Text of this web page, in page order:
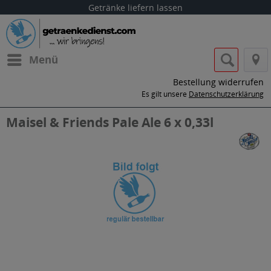
Getränke liefern lassen
Menü
Bestellung widerrufen
Es gilt unsere Datenschutzerklärung
Maisel & Friends Pale Ale 6 x 0,33l